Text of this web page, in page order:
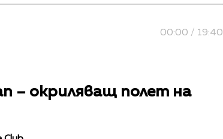
00:00 / 19:40
– окриляващ полет на